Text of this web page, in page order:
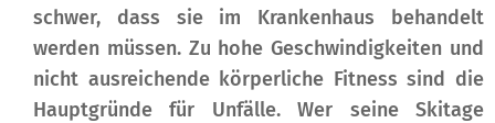
schwer, dass sie im Krankenhaus behandelt
werden müssen. Zu hohe Geschwindigkeiten und
nicht ausreichende körperliche Fitness sind die
Hauptgründe für Unfälle. Wer seine Skitage